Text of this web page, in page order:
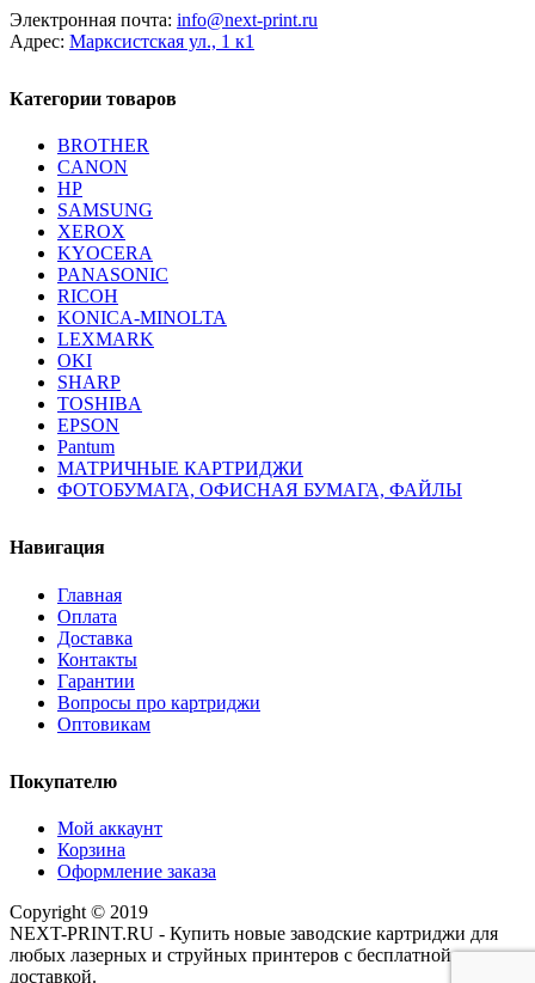
Электронная почта: info@next-print.ru
Адрес: Марксистская ул., 1 к1
Категории товаров
BROTHER
CANON
HP
SAMSUNG
XEROX
KYOCERA
PANASONIC
RICOH
KONICA-MINOLTA
LEXMARK
OKI
SHARP
TOSHIBA
EPSON
Pantum
МАТРИЧНЫЕ КАРТРИДЖИ
ФОТОБУМАГА, ОФИСНАЯ БУМАГА, ФАЙЛЫ
Навигация
Главная
Оплата
Доставка
Контакты
Гарантии
Вопросы про картриджи
Оптовикам
Покупателю
Мой аккаунт
Корзина
Оформление заказа
Copyright © 2019
NEXT-PRINT.RU - Купить новые заводские картриджи для
любых лазерных и струйных принтеров с бесплатной
доставкой.